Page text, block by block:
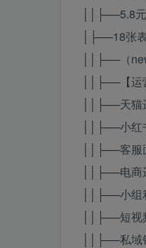
││├──5.8
│├──18张
││├──（
││├──【
││├──天
││├──小
││├──客
││├──电
││├──小
││├──短
││├──私